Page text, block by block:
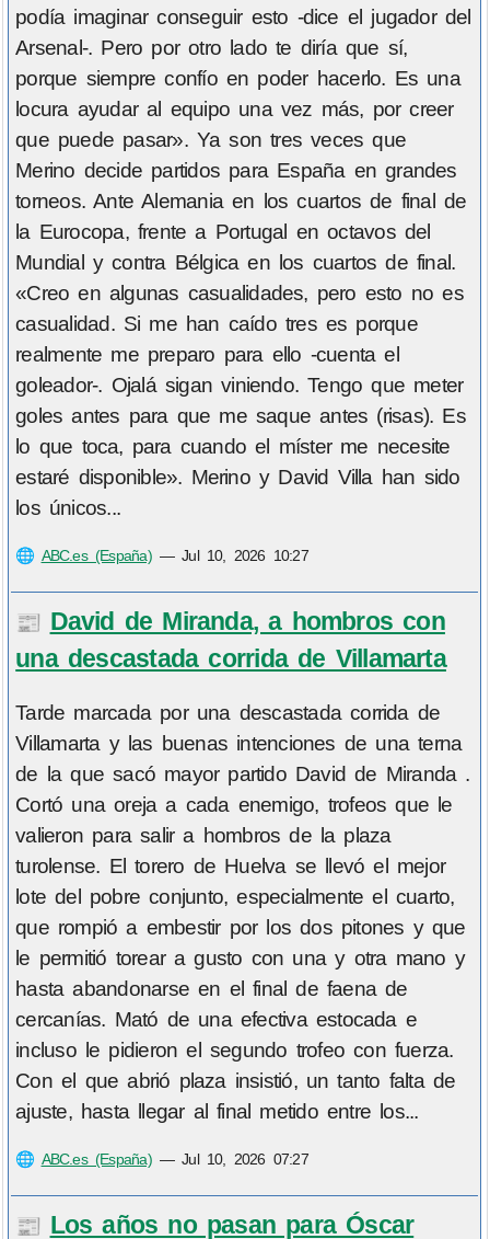
podía imaginar conseguir esto -dice el jugador del
Arsenal-. Pero por otro lado te diría que sí,
porque siempre confío en poder hacerlo. Es una
locura ayudar al equipo una vez más, por creer
que puede pasar». Ya son tres veces que
Merino decide partidos para España en grandes
torneos. Ante Alemania en los cuartos de final de
la Eurocopa, frente a Portugal en octavos del
Mundial y contra Bélgica en los cuartos de final.
«Creo en algunas casualidades, pero esto no es
casualidad. Si me han caído tres es porque
realmente me preparo para ello -cuenta el
goleador-. Ojalá sigan viniendo. Tengo que meter
goles antes para que me saque antes (risas). Es
lo que toca, para cuando el míster me necesite
estaré disponible». Merino y David Villa han sido
los únicos...
🌐 ABC.es (España)—Jul 10, 2026 10:27
📰 David de Miranda, a hombros con
una descastada corrida de Villamarta
Tarde marcada por una descastada corrida de
Villamarta y las buenas intenciones de una terna
de la que sacó mayor partido David de Miranda .
Cortó una oreja a cada enemigo, trofeos que le
valieron para salir a hombros de la plaza
turolense. El torero de Huelva se llevó el mejor
lote del pobre conjunto, especialmente el cuarto,
que rompió a embestir por los dos pitones y que
le permitió torear a gusto con una y otra mano y
hasta abandonarse en el final de faena de
cercanías. Mató de una efectiva estocada e
incluso le pidieron el segundo trofeo con fuerza.
Con el que abrió plaza insistió, un tanto falta de
ajuste, hasta llegar al final metido entre los...
🌐 ABC.es (España)—Jul 10, 2026 07:27
📰 Los años no pasan para Óscar